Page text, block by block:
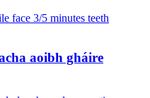
aoibh gháire